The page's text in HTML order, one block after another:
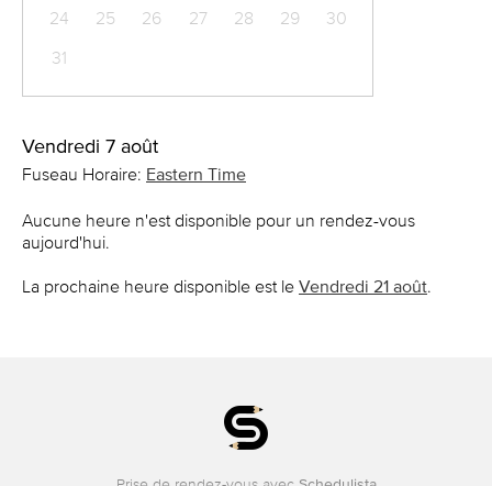
24
25 26 27 28 29
30
31
Vendredi 7 août
Fuseau Horaire: Eastern Time
Aucune heure n'est disponible pour un rendez-vous
aujourd'hui.
La prochaine heure disponible est le Vendredi 21 août.